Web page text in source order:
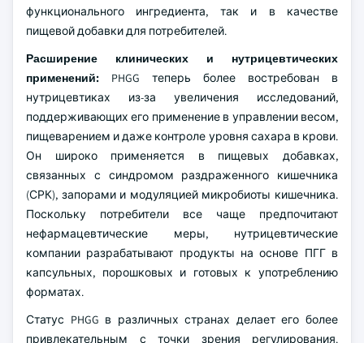
функционального ингредиента, так и в качестве
пищевой добавки для потребителей.
Расширение клинических и нутрицевтических
применений: PHGG теперь более востребован в
нутрицевтиках из-за увеличения исследований,
поддерживающих его применение в управлении весом,
пищеварением и даже контроле уровня сахара в крови.
Он широко применяется в пищевых добавках,
связанных с синдромом раздраженного кишечника
(СРК), запорами и модуляцией микробиоты кишечника.
Поскольку потребители все чаще предпочитают
нефармацевтические меры, нутрицевтические
компании разрабатывают продукты на основе ПГГ в
капсульных, порошковых и готовых к употреблению
форматах.
Статус PHGG в различных странах делает его более
привлекательным с точки зрения регулирования.